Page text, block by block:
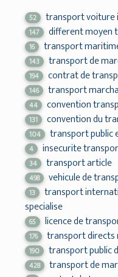
52 transport voiture
147 different moyen
16 transport
143 transport de
194 contrat de
146 transport
44 convention
131 convention du
104 transport public
4 insecurite
34 transport article
498 vehicule de
13
transport
specialise
65 licence de
176 transport directs
190 transport public
428 transport de